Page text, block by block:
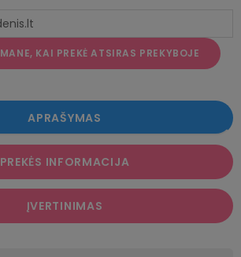
KAI PREKĖ ATSIRAS PREKYBOJE
APRAŠYMAS
PREKĖS INFORMACIJA
ĮVERTINIMAS